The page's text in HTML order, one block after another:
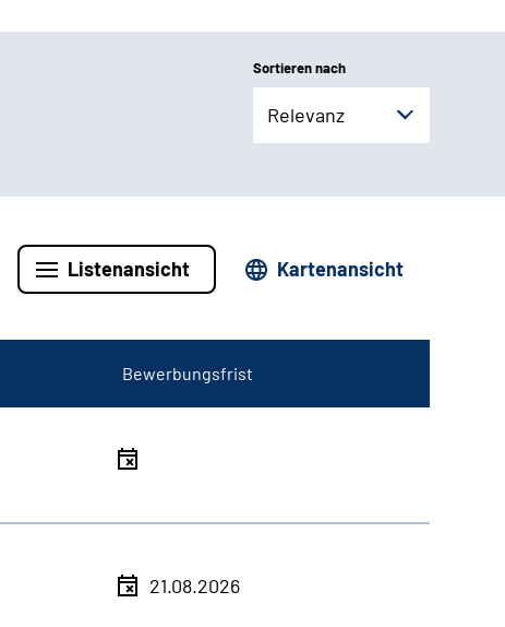
Sortieren nach
Relevanz
Listenansicht Kartenansicht
Bewerbungsfrist
21.08.2026